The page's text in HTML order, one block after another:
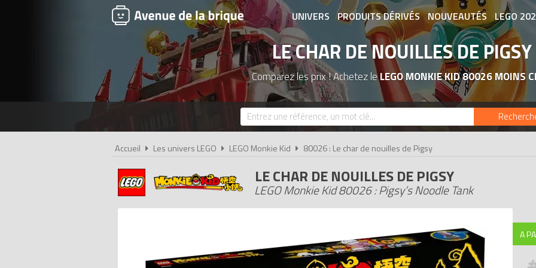
UNIVERS PRODUITS DÉRIVÉS NOUVEAUTÉS LEGO
ASSOCIATIONS DE FANS
LE CHAR DE NOUILLES DE PIGSY
Comparez les prix ! Achetez leLEGO MONKIE KID 80026 MOINS
Accueil Les univers LEGO LEGO Monkie Kid 80026 : Le char de nouilles de Pigsy
LE CHAR DE NOUILLES DE PIGSY
LEGO Monkie Kid 80026 : Pigsy’s Noodle Tank
A